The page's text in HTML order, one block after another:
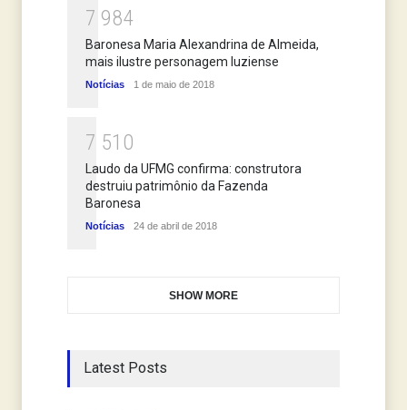
7 984
Baronesa Maria Alexandrina de Almeida,
mais ilustre personagem luziense
Notícias 1 de maio de 2018
7 51 0
Laudo da UFMG confirma: construtora
destruiu patrimônio da Fazenda
Baronesa
Notícias 24 de abril de 2018
SHOW MORE
Latest Posts